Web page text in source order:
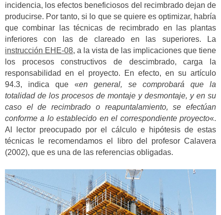
incidencia, los efectos beneficiosos del recimbrado dejan de
producirse. Por tanto, si lo que se quiere es optimizar, habría
que combinar las técnicas de recimbrado en las plantas
inferiores con las de clareado en las superiores. La
instrucción EHE-08, a la vista de las implicaciones que tiene
los procesos constructivos de descimbrado, carga la
responsabilidad en el proyecto. En efecto, en su artículo
94.3, indica que «en general, se comprobará que la
totalidad de los procesos de montaje y desmontaje, y en su
caso el de recimbrado o reapuntalamiento, se efectúan
conforme a lo establecido en el correspondiente proyecto«.
Al lector preocupado por el cálculo e hipótesis de estas
técnicas le recomendamos el libro del profesor Calavera
(2002), que es una de las referencias obligadas.